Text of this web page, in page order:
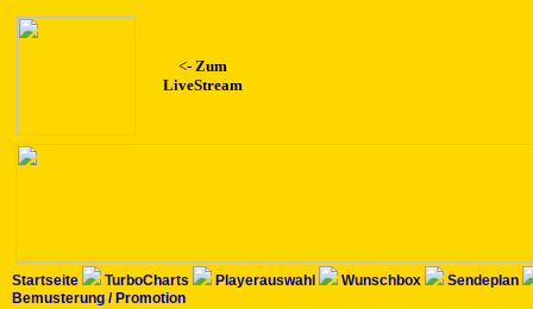
<- Zum
LiveStream
Startseite TurboCharts Playerauswahl Wunschbox
Sendeplan
Bemusterung / Promotion